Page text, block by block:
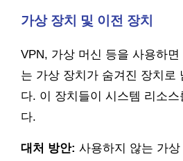
가상 장치 및 이전 장치
VPN, 가상 머신 등을 사용하
는 가상 장치가 숨겨진 장치로
다. 이 장치들이 시스템 리소
다.
대처 방안: 사용하지 않는 가